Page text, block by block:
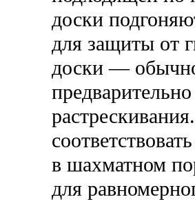
доски
для защиты от
доски —
в шахматном
для